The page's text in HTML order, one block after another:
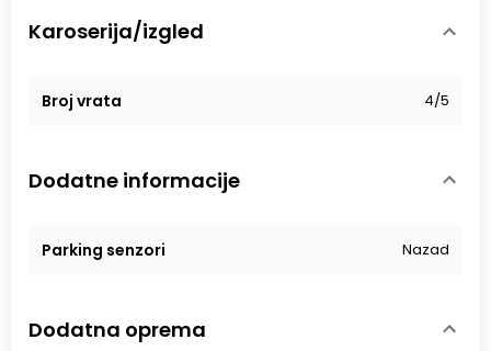
Karoserija/izgled
Broj vrata 4/5
Dodatne informacije
Parking senzori Nazad
Dodatna oprema